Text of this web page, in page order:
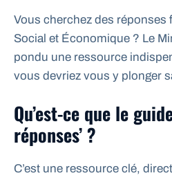
Vous cherchez des réponses
Social et Économique ? Le
pondu une ressource
vous devriez vous y plonger
Qu’est-ce que le
réponses’ ?
C’est une ressource clé,